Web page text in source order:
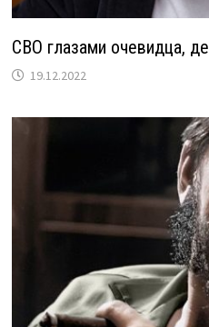
СВО глазами очевидца,
19.12.2022